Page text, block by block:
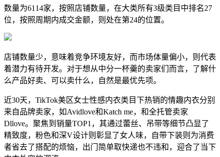
数量为6114家，按照店铺数量，在大类所有3级类目中排名27
位，按照周期内成交金额，则处在第24的位置。
店铺数量少，意味着竞争环境友好，而市场体量偏小，则代表
着潜力有待开发。 对于想从中分一杯羹的卖家们而言，了解什
么产品好卖、可以卖什么，自然是最优先项。
近30天，TikTok美区女士性感内衣类目下热销的情趣内衣分别
来自品牌卖家，如Avidlove和Katch me，和全托管卖家
Dllove。聚焦到销量TOP1，其通过蕾丝、吊带等细节凸显了
精致度，粉色和深V设计则彰显了女人味，自带下装则为消费
者省去了搭配的烦恼，出门简单取快递也不违和，迎合了当下